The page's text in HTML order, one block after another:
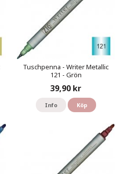
Tuschpenna - Writer Metallic
121 - Grön
39,90 kr
Info Köp